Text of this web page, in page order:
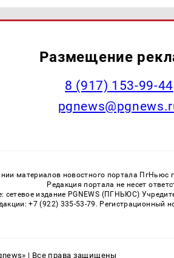
Размещение
‭8 (917) 153-99-44
материалов новостного портала ПгНьюс
Редакция портала не несет
сетевое издание PGNEWS (ПГНЬЮС)
+7 (922) 335-53-79.
| Все права защищены